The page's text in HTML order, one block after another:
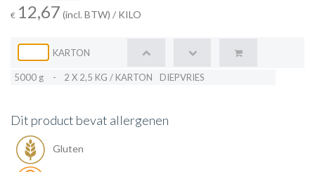
€ 12,67 (incl. BTW) / KILO
KARTON
5000 g - 2 X 2,5 KG / KARTON DIEPVRIES
Dit product bevat allergenen
Gluten